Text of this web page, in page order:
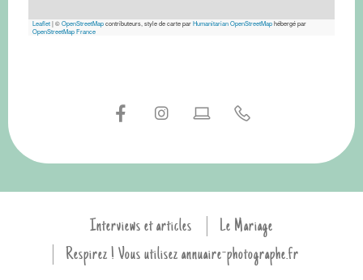
Leaflet|©OpenStreetMapcontributeurs, style de carte parHumanitarian OpenStreetMaphébergé par
OpenStreetMap France
Interviews et articles
Le Mariage
Respirez ! Vous utilisez annuaire-photographe.fr